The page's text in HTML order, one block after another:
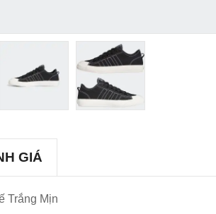
GIÁ
Trắng Mịn